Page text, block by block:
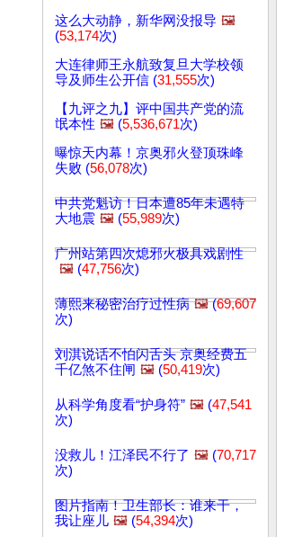
这么大动静，新华网没报导 🖼️
(53,174次)
大连律师王永航致复旦大学校领
导及师生公开信 (31,555次)
【九评之九】评中国共产党的流
氓本性 🖼️ (5,536,671次)
曝惊天内幕！京奥邪火登顶珠峰
失败 (56,078次)
中共党魁访！日本遭85年未遇特
大地震 🖼️ (55,989次)
广州站第四次熄邪火极具戏剧性
🖼️ (47,756次)
薄熙来秘密治疗过性病 🖼️(69,607
次)
刘淇说话不怕闪舌头 京奥经费五
千亿煞不住闸 🖼️ (50,419次)
从科学角度看“护身符” 🖼️ (47,541
次)
没救儿！江泽民不行了 🖼️ (70,717
次)
图片指南！卫生部长：谁来干，
我让座儿 🖼️ (54,394次)